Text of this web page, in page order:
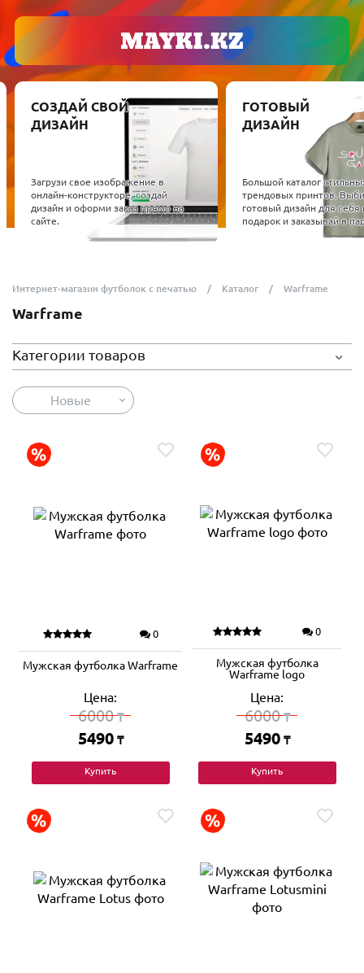
СОЗДАЙ СВОЙ
ДИЗАЙН
Загрузи свое изображение в
онлайн-конструкторе, создай
дизайн и оформи заказ прямо на
сайте.
ГОТОВЫЙ
ДИЗАЙН
Большой каталог
трендовых принтов.
готовый дизайн для себя
подарок и заказывай в
Интернет-магазин футболок с печатью Каталог Warframe
Warframe
Категории товаров
Новые
0
Мужская футболка Warframe
Цена:
6000₸
5490 ₸
Купить
0
Мужская футболка
Warframe logo
Цена:
6000₸
5490 ₸
Купить